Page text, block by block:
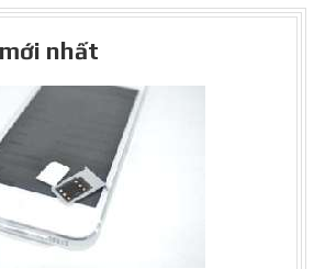
nhất